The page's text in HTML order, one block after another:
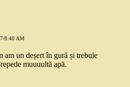
8:40 AM
am un deșert în gură și trebuie
muuuultă apă.